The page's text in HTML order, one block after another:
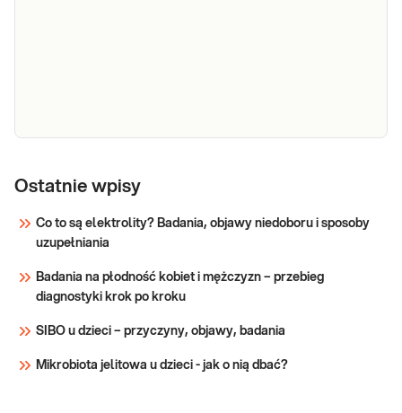
pochwy
bakter.)
pochwy wykonywany jest w diagnostyce stanów
zapalnych dróg rodnych, zlecany na podstawie
objawów i stanu klinicznego; w celu kontroli
uporczywych objawach.
Sprawdź
Ostatnie wpisy
Co to są elektrolity? Badania, objawy niedoboru i sposoby
uzupełniania
Badania na płodność kobiet i mężczyzn – przebieg
diagnostyki krok po kroku
SIBO u dzieci – przyczyny, objawy, badania
Mikrobiota jelitowa u dzieci - jak o nią dbać?